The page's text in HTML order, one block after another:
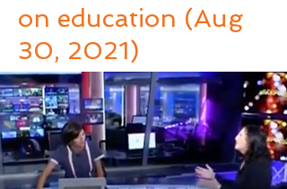
on education (Aug
30, 2021)